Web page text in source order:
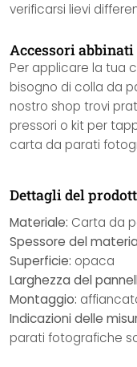
verificarsi lievi
Accessori abbinati
Per applicare la tua
bisogno di colla da
nostro shop trovi
pressori o kit per
carta da parati
Dettagli del
Materiale: Carta da
Spessore del
Superficie: opaca
Larghezza del
Montaggio:
Indicazioni delle
parati fotografiche